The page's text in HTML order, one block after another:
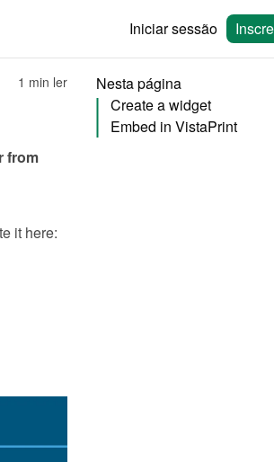
Iniciar sessão
1 min ler
You can embed calendars from Bookingmood in the website builder from
Nesta página
Create a widget
Embed in VistaPrint